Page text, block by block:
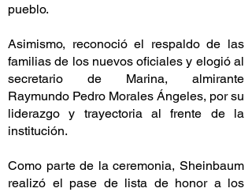
pueblo.
Asimismo, reconoció el respaldo de las
familias de los nuevos oficiales y elogió al
secretario de Marina, almirante
Raymundo Pedro Morales Ángeles, por su
liderazgo y trayectoria al frente de la
institución.
Como parte de la ceremonia, Sheinbaum
realizó el pase de lista de honor a los